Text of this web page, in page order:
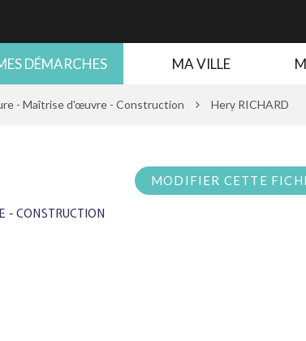
DÉMARCHES MA VILLE
- Maîtrise d'œuvre - Construction Herv̩ RICHARD
MODIFIER CETTE
- CONSTRUCTION